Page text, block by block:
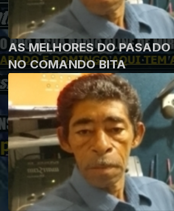
AS MELHORES DO
NO COMANDO BITA